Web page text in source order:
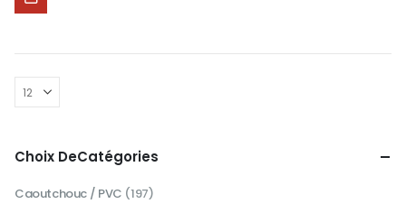
Choix DeCatégories
Caoutchouc / PVC (197)